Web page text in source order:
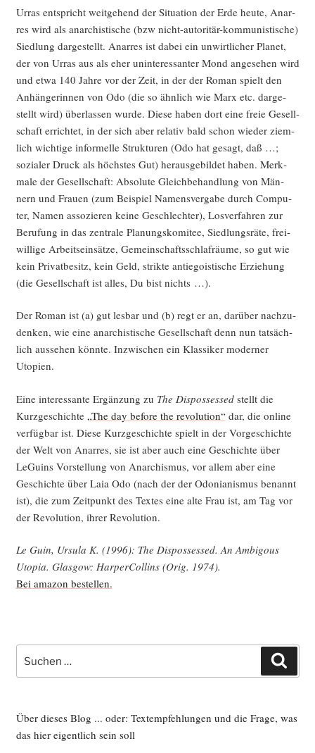
Urras ent­spricht weit­ge­hend der Situa­ti­on der Erde heu­te, Anar­
res wird als anar­chis­ti­sche (bzw nicht-auto­ri­tär-kom­mu­nis­ti­sche)
Sied­lung dar­ge­stellt. Anar­res ist dabei ein unwirt­li­cher Pla­net,
der von Urras aus als eher unin­ter­es­san­ter Mond ange­se­hen wird
und etwa 140 Jah­re vor der Zeit, in der der Roman spielt den
Anhän­ge­rin­nen von Odo (die so ähn­lich wie Marx etc. dar­ge­
stellt wird) über­las­sen wur­de. Die­se haben dort eine freie Gesell­
schaft errich­tet, in der sich aber rela­tiv bald schon wie­der ziem­
lich wich­ti­ge infor­mel­le Struk­tu­ren (Odo hat gesagt, daß …;
sozia­ler Druck als höchs­tes Gut) her­aus­ge­bil­det haben. Merk­
ma­le der Gesell­schaft: Abso­lu­te Gleich­be­hand­lung von Män­
nern und Frau­en (zum Bei­spiel Namens­ver­ga­be durch Com­pu­
ter, Namen asso­zie­ren kei­ne Geschlech­ter), Los­ver­fah­ren zur
Beru­fung in das zen­tra­le Pla­nungs­ko­mi­tee, Sied­lungs­rä­te, frei­
wil­li­ge Arbeits­ein­sät­ze, Gemein­schafts­schlaf­räu­me, so gut wie
kein Pri­vat­be­sitz, kein Geld, strik­te antie­go­is­ti­sche Erzie­hung
(die Gesell­schaft ist alles, Du bist nichts …).
Der Roman ist (a) gut les­bar und (b) regt er an, dar­über nach­zu­
den­ken, wie eine anar­chis­ti­sche Gesell­schaft denn nun tat­säch­
lich aus­se­hen könn­te. Inzwi­schen ein Klas­si­ker moder­ner
Utopien.
Eine inter­es­san­te Ergän­zung zu The Dis­pos­s­es­sedstellt die
Kurz­ge­schich­te „The day befo­re the revo­lu­ti­on“ dar, die online
ver­füg­bar ist. Die­se Kurz­ge­schich­te spielt in der Vor­ge­schich­te
der Welt von Anar­res, sie ist aber auch eine Geschich­te über
LeGu­ins Vor­stel­lung von Anar­chis­mus, vor allem aber eine
Geschich­te über Laia Odo (nach der der Odo­nia­nis­mus benannt
ist), die zum Zeit­punkt des Tex­tes eine alte Frau ist, am Tag vor
der Revo­lu­ti­on, ihrer Revolution.
Le Guin, Ursu­la K. (1996): The Dis­pos­s­es­sed. An Ambi­gous
Uto­pia. Glas­gow: Har­per­Coll­ins (Orig. 1974).
Bei ama­zon bestellen.
nach:
Über dieses Blog ... oder: Textempfehlungen und die Frage, was
das hier eigentlich sein soll